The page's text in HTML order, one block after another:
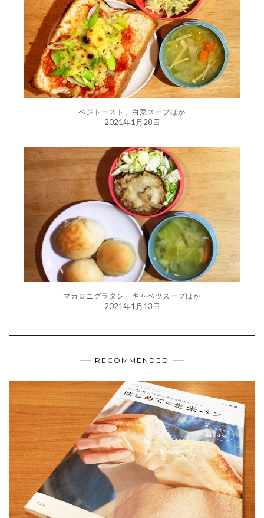
ベジトースト、白菜スープほか
2021年1月28日
マカロニグラタン、キャベツスープほか
2021年1月13日
RECOMMENDED